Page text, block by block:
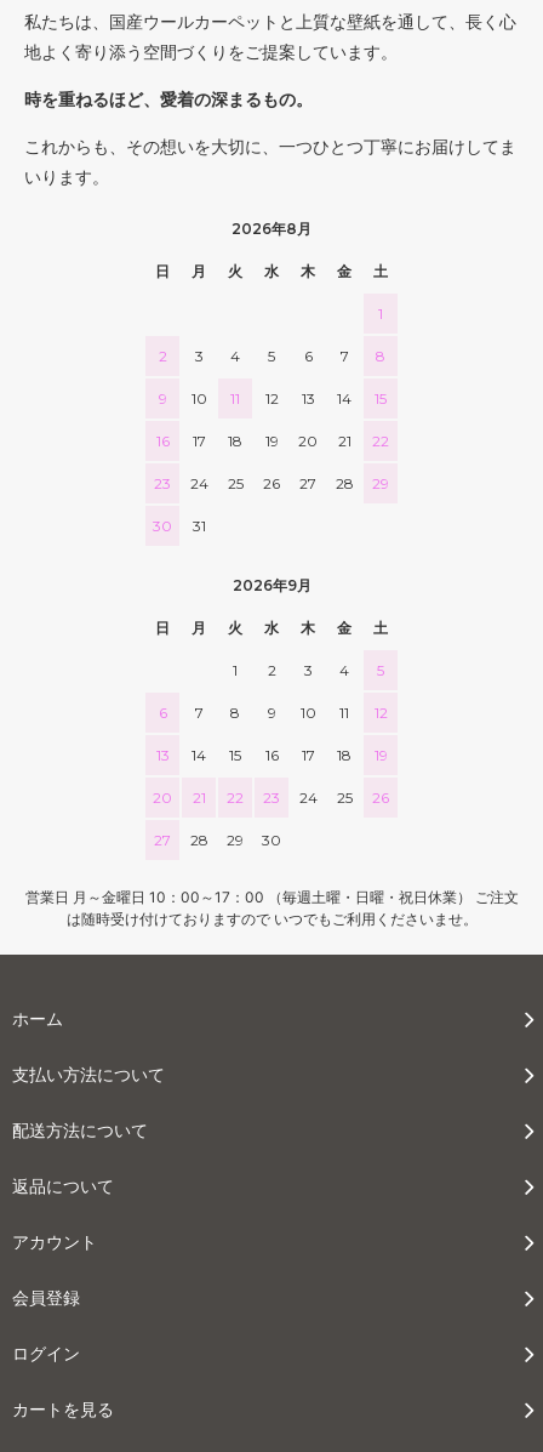
私たちは、国産ウールカーペットと上質な壁紙を通して、長く心
地よく寄り添う空間づくりをご提案しています。
時を重ねるほど、愛着の深まるもの。
これからも、その想いを大切に、一つひとつ丁寧にお届けしてま
いります。
2026年8月
日 月 火 水 木 金 土
1
2 3 4 5 6 7 8
9 10 11 12 13 14 15
16 17 18 19 20 21 22
23 24 25 26 27 28 29
30 31
2026年9月
日 月 火 水 木 金 土
1 2 3 4 5
6 7 8 9 10 11 12
13 14 15 16 17 18 19
20 21 22 23 24 25 26
27 28 29 30
営業日 月～金曜日 10：00～17：00 （毎週土曜・日曜・祝日休業） ご注文
は随時受け付けておりますので いつでもご利用くださいませ。
ホーム
支払い方法について
配送方法について
返品について
アカウント
会員登録
ログイン
カートを見る